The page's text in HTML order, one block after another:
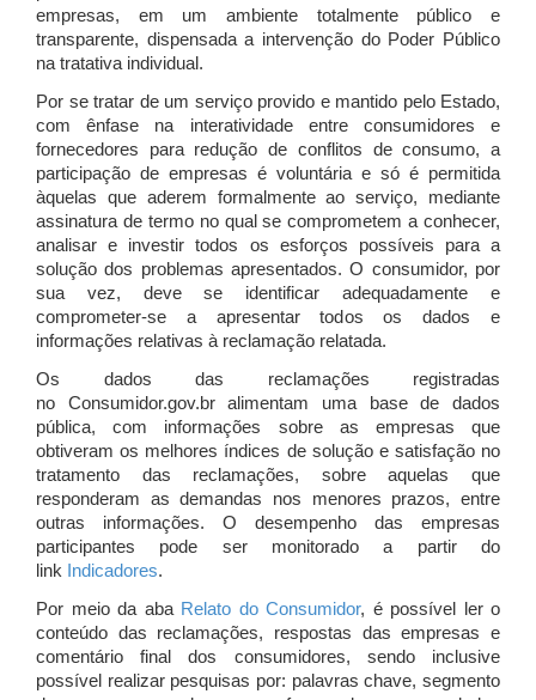
empresas, em um ambiente totalmente público e
transparente, dispensada a intervenção do Poder Público
na tratativa individual.
Por se tratar de um serviço provido e mantido pelo Estado,
com ênfase na interatividade entre consumidores e
fornecedores para redução de conflitos de consumo, a
participação de empresas é voluntária e só é permitida
àquelas que aderem formalmente ao serviço, mediante
assinatura de termo no qual se comprometem a conhecer,
analisar e investir todos os esforços possíveis para a
solução dos problemas apresentados. O consumidor, por
sua vez, deve se identificar adequadamente e
comprometer-se a apresentar todos os dados e
informações relativas à reclamação relatada.
Os dados das reclamações registradas
no Consumidor.gov.br alimentam uma base de dados
pública, com informações sobre as empresas que
obtiveram os melhores índices de solução e satisfação no
tratamento das reclamações, sobre aquelas que
responderam as demandas nos menores prazos, entre
outras informações. O desempenho das empresas
participantes pode ser monitorado a partir do
link Indicadores.
Por meio da aba Relato do Consumidor, é possível ler o
conteúdo das reclamações, respostas das empresas e
comentário final dos consumidores, sendo inclusive
possível realizar pesquisas por: palavras chave, segmento